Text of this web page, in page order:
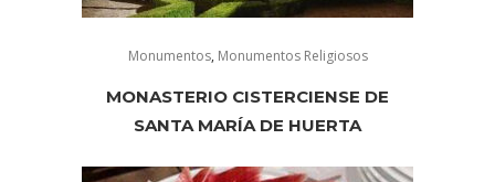
Monumentos, Monumentos Religiosos
MONASTERIO CISTERCIENSE DE
SANTA MARÍA DE HUERTA